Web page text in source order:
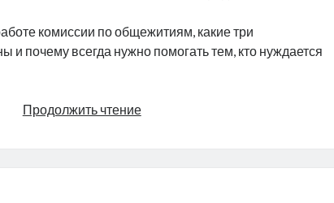
комиссии по общежитиям, какие три
и почему всегда нужно помогать тем, кто нуждается
Продолжить чтениеОбщежития